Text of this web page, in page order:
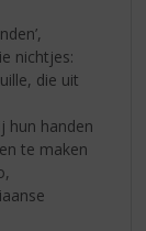
nichtjes:
die uit
hun handen
te maken